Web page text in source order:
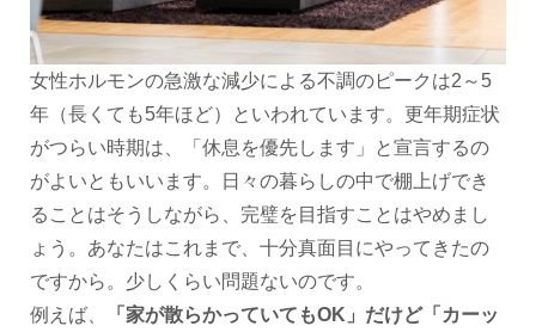
女性ホルモンの急激な減少による不調のピークは2～5
年（長くても5年ほど）といわれています。更年期症状
がつらい時期は、「休息を優先します」と宣言するの
がよいともいいます。日々の暮らしの中で棚上げでき
ることはそうしながら、完璧を目指すことはやめまし
ょう。あなたはこれまで、十分真面目にやってきたの
ですから。少しくらい問題ないのです。
例えば、
「家が散らかっていてもOK」だけど「カーッ